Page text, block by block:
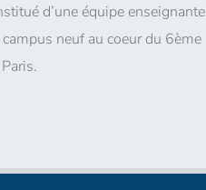
d’une équipe enseignante
campus neuf au coeur du 6ème